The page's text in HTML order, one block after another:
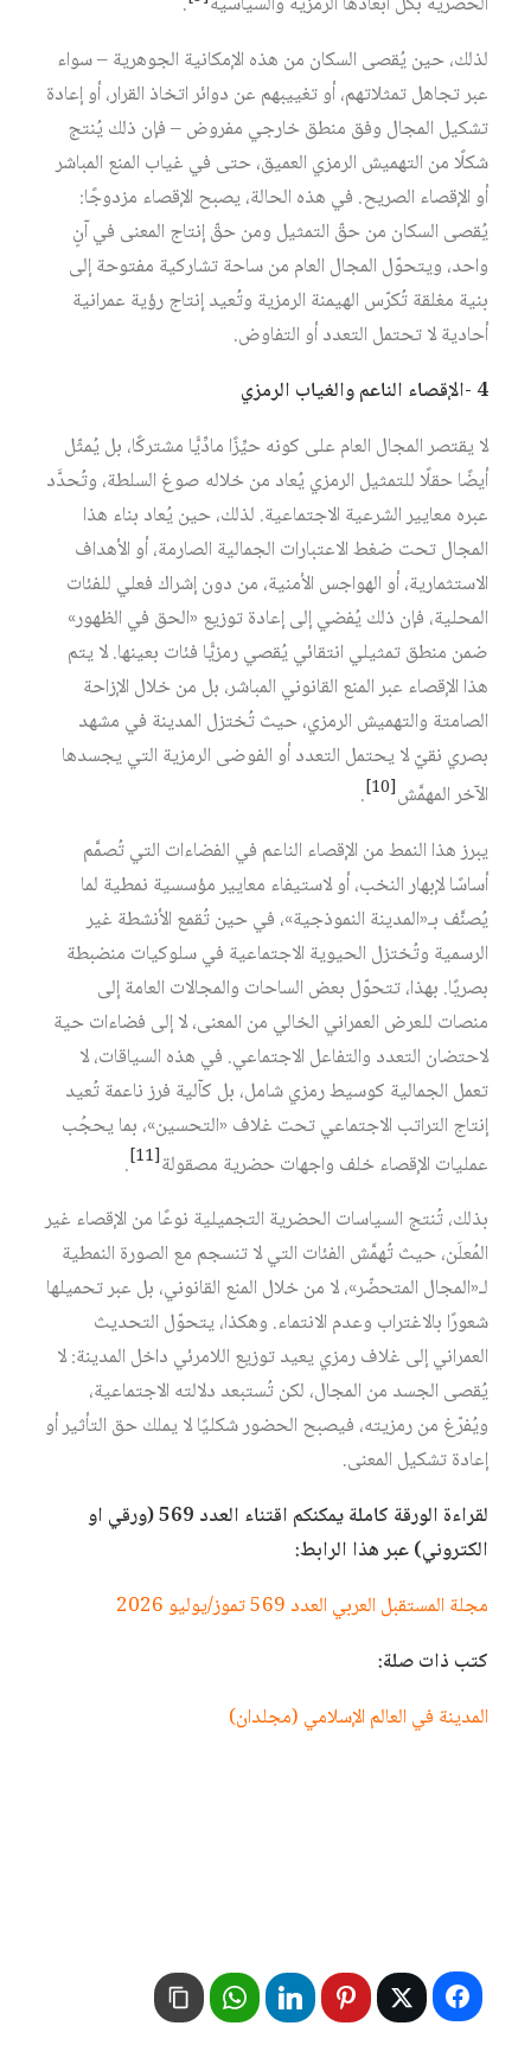
لذلك، حين يُقصى السكان من هذه الإمكانية الجوهرية – سواء
عبر تجاهل تمثلاتهم، أو تغييبهم عن دوائر اتخاذ القرار، أو إعادة
تشكيل المجال وفق منطق خارجي مفروض – فإن ذلك يُنتج
شكلًا من التهميش الرمزي العميق، حتى في غياب المنع المباشر
أو الإقصاء الصريح. في هذه الحالة، يصبح الإقصاء مزدوجًا:
يُقصى السكان من حقّ التمثيل ومن حقّ إنتاج المعنى في آنٍ
واحد، ويتحوّل المجال العام من ساحة تشاركية مفتوحة إلى
بنية مغلقة تُكرّس الهيمنة الرمزية وتُعيد إنتاج رؤية عمرانية
أحادية لا تحتمل التعدد أو التفاوض.
4 -الإقصاء الناعم والغياب الرمزي
لا يقتصر المجال العام على كونه حيِّزًا مادِّيًّا مشتركًا، بل يُمثّل
أيضًا حقلًا للتمثيل الرمزي يُعاد من خلاله صوغ السلطة، وتُحدَّد
عبره معايير الشرعية الاجتماعية. لذلك، حين يُعاد بناء هذا
المجال تحت ضغط الاعتبارات الجمالية الصارمة، أو الأهداف
الاستثمارية، أو الهواجس الأمنية، من دون إشراك فعلي للفئات
المحلية، فإن ذلك يُفضي إلى إعادة توزيع «الحق في الظهور»
ضمن منطق تمثيلي انتقائي يُقصي رمزيًّا فئات بعينها. لا يتم
هذا الإقصاء عبر المنع القانوني المباشر، بل من خلال الإزاحة
الصامتة والتهميش الرمزي، حيث تُختزل المدينة في مشهد
بصري نقيّ لا يحتمل التعدد أو الفوضى الرمزية التي يجسدها
الآخر المهمَّش‏[10]
.
يبرز هذا النمط من الإقصاء الناعم في الفضاءات التي تُصمَّم
أساسًا لإبهار النخب، أو لاستيفاء معايير مؤسسية نمطية لما
يُصنَّف بـ«المدينة النموذجية»، في حين تُقمع الأنشطة غير
الرسمية وتُختزل الحيوية الاجتماعية في سلوكيات منضبطة
بصريًا. بهذا، تتحوّل بعض الساحات والمجالات العامة إلى
منصات للعرض العمراني الخالي من المعنى، لا إلى فضاءات حية
لاحتضان التعدد والتفاعل الاجتماعي. في هذه السياقات، لا
تعمل الجمالية كوسيط رمزي شامل، بل كآلية فرز ناعمة تُعيد
إنتاج التراتب الاجتماعي تحت غلاف «التحسين»، بما يحجُب
عمليات الإقصاء خلف واجهات حضرية مصقولة‏[11]
.
بذلك، تُنتج السياسات الحضرية التجميلية نوعًا من الإقصاء غير
المُعلَن، حيث تُهمَّش الفئات التي لا تنسجم مع الصورة النمطية
لـ«المجال المتحضّر»، لا من خلال المنع القانوني، بل عبر تحميلها
شعورًا بالاغتراب وعدم الانتماء. وهكذا، يتحوّل التحديث
العمراني إلى غلاف رمزي يعيد توزيع اللامرئي داخل المدينة: لا
يُقصى الجسد من المجال، لكن تُستبعد دلالته الاجتماعية،
ويُفرّغ من رمزيته، فيصبح الحضور شكليًا لا يملك حق التأثير أو
إعادة تشكيل المعنى.
لقراءة الورقة كاملة يمكنكم اقتناء العدد 569 (ورقي او
الكتروني) عبر هذا الرابط:
مجلة المستقبل العربي العدد 569 تموز/يوليو 2026
كتب ذات صلة:
المدينة في العالم الإسلامي (مجلدان)